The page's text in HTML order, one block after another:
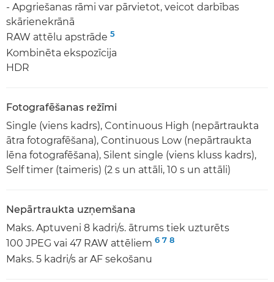
- Apgriešanas rāmi var pārvietot, veicot darbības
skārienekrānā
RAW attēlu apstrāde 5
Kombinēta ekspozīcija
HDR
Fotografēšanas režīmi
Single (viens kadrs), Continuous High (nepārtraukta
ātra fotografēšana), Continuous Low (nepārtraukta
lēna fotografēšana), Silent single (viens kluss kadrs),
Self timer (taimeris) (2 s un attāli, 10 s un attāli)
Nepārtraukta uzņemšana
Maks. Aptuveni 8 kadri/s. ātrums tiek uzturēts
100 JPEG vai 47 RAW attēliem 6 7 8
Maks. 5 kadri/s ar AF sekošanu